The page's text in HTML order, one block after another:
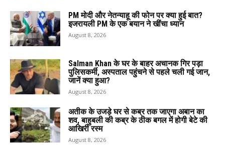
PM मोदी और नेतन्याहू की फोन पर क्या हुई बात?
इजरायली PM के एक बयान ने खींचा ध्यान
August 8, 2026
Salman Khan के घर के बाहर अचानक गिर पड़ा
पुलिसकर्मी, अस्पताल पहुंचने से पहले चली गई जान,
जानें क्या हुआ?
August 8, 2026
अतीक के उजड़े घर से कब्र तक जाएगा अबान का
शव, बाहुबली की कब्र के ठीक बगल में होगी बेटे की
आखिरी रस्म
August 8, 2026